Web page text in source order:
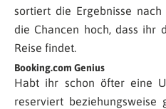
sortiert die Ergebnisse
die Chancen hoch, dass ihr
Reise findet.
Booking.com Genius
Habt ihr schon öfter eine
reserviert